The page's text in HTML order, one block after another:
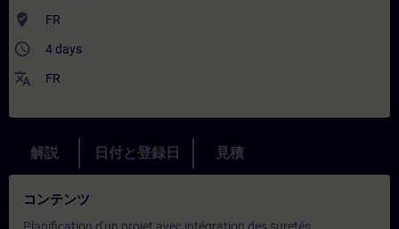
where_to_vote FR
access_time 4 days
translate FR
解説 日付と登録日 見積
コンテンツ